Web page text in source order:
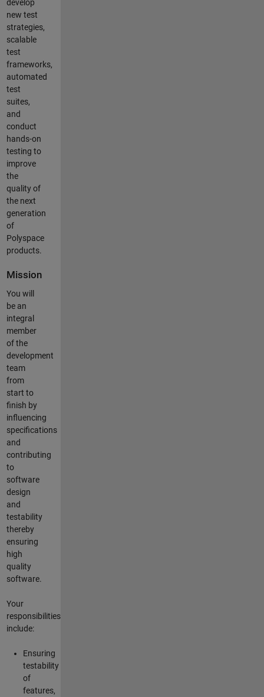
develop
new test
strategies,
scalable
test
frameworks,
automated
test
suites,
and
conduct
hands-on
testing to
improve
the
quality of
the next
generation
of
Polyspace
products.
Mission
You will
be an
integral
member
of the
development
team
from
start to
finish by
influencing
specifications
and
contributing
to
software
design
and
testability
thereby
ensuring
high
quality
software.
Your
responsibilities
include:
Ensuring
testability
of
features,